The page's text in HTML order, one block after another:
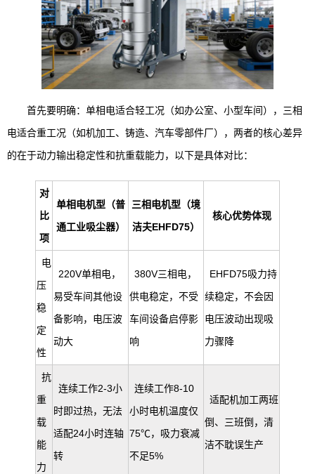
首先要明确：单相电适合轻工况（如办公室、小型车间），三相
电适合重工况（如机加工、铸造、汽车零部件厂），两者的核心差异
的在于动力输出稳定性和抗重载能力，以下是具体对比：
对
比
项
单相电机型（普
通工业吸尘器）
三相电机型（境
洁夫EHFD75）
核心优势体现
电
压
稳
定
性
220V单相电，
易受车间其他设
备影响，电压波
动大
380V三相电，
供电稳定，不受
车间设备启停影
响
EHFD75吸力持
续稳定，不会因
电压波动出现吸
力骤降
抗
重
载
能
力
连续工作2-3小
时即过热，无法
适配24小时连轴
转
连续工作8-10
小时电机温度仅
75℃，吸力衰减
不足5%
适配机加工两班
倒、三班倒，清
洁不耽误生产